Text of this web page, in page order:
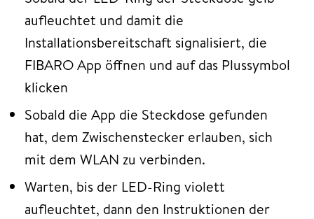
aufleuchtet und damit die
Installationsbereitschaft signalisiert, die
FIBARO App öffnen und auf das Plussymbol
klicken
Sobald die App die Steckdose gefunden
hat, dem Zwischenstecker erlauben, sich
mit dem WLAN zu verbinden.
Warten, bis der LED-Ring violett
aufleuchtet, dann den Instruktionen der